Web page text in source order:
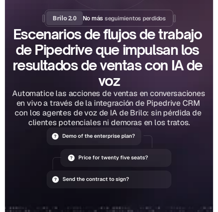
Brilo 2.0 No más seguimientos perdidos
Escenarios de flujos de trabajo
de Pipedrive que impulsan los
resultados de ventas con IA de
voz
Automatice las acciones de ventas en conversaciones
en vivo a través de la integración de Pipedrive CRM
con los agentes de voz de IA de Brilo: sin pérdida de
clientes potenciales ni demoras en los tratos.